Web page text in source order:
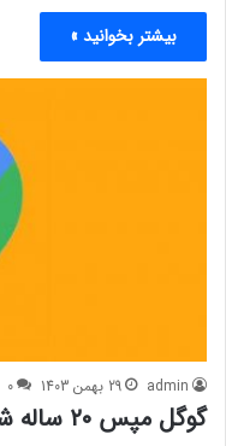
بیشتر بخوانید »
admin 29 بهمن 1403 0
گوگل مپس ۲۰ ساله شد